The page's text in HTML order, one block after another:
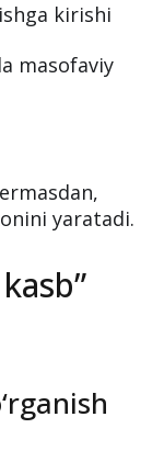
kirishi
masofaviy
yaratadi.